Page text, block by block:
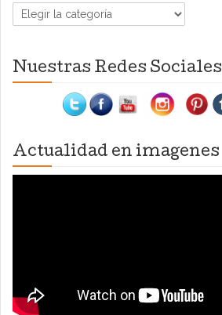
Categorías
Nuestras Redes Sociales
Actualidad en imagenes